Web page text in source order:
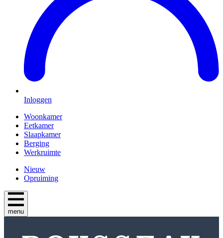
Inloggen
Woonkamer
Eetkamer
Slaapkamer
Berging
Werkruimte
Nieuw
Opruiming
menu